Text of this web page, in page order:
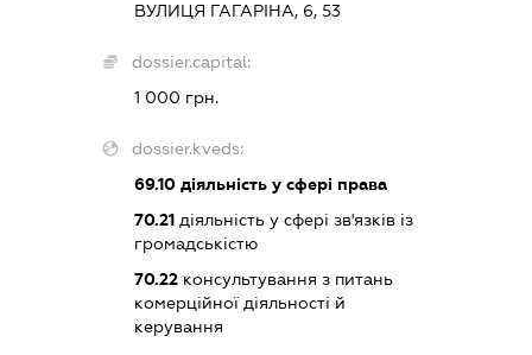
ВУЛИЦЯ ГАГАРІНА, 6, 53
dossier.capital:
1 000 грн.
dossier.kveds:
69.10діяльність у сфері права
70.21діяльність у сфері зв'язків із
громадськістю
70.22консультування з питань
комерційної діяльності й
керування